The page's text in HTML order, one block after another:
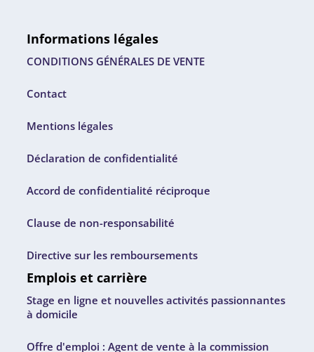
Informations légales
CONDITIONS GÉNÉRALES DE VENTE
Contact
Mentions légales
Déclaration de confidentialité
Accord de confidentialité réciproque
Clause de non-responsabilité
Directive sur les remboursements
Emplois et carrière
Stage en ligne et nouvelles activités passionnantes
à domicile
Offre d'emploi : Agent de vente à la commission